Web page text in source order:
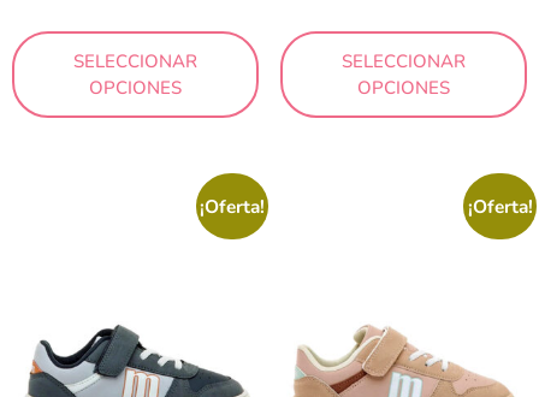
Marca
Mustang
Precio
SELECCIONAR
OPCIONES
SELECCIONAR
OPCIONES
¡Oferta! ¡Oferta!